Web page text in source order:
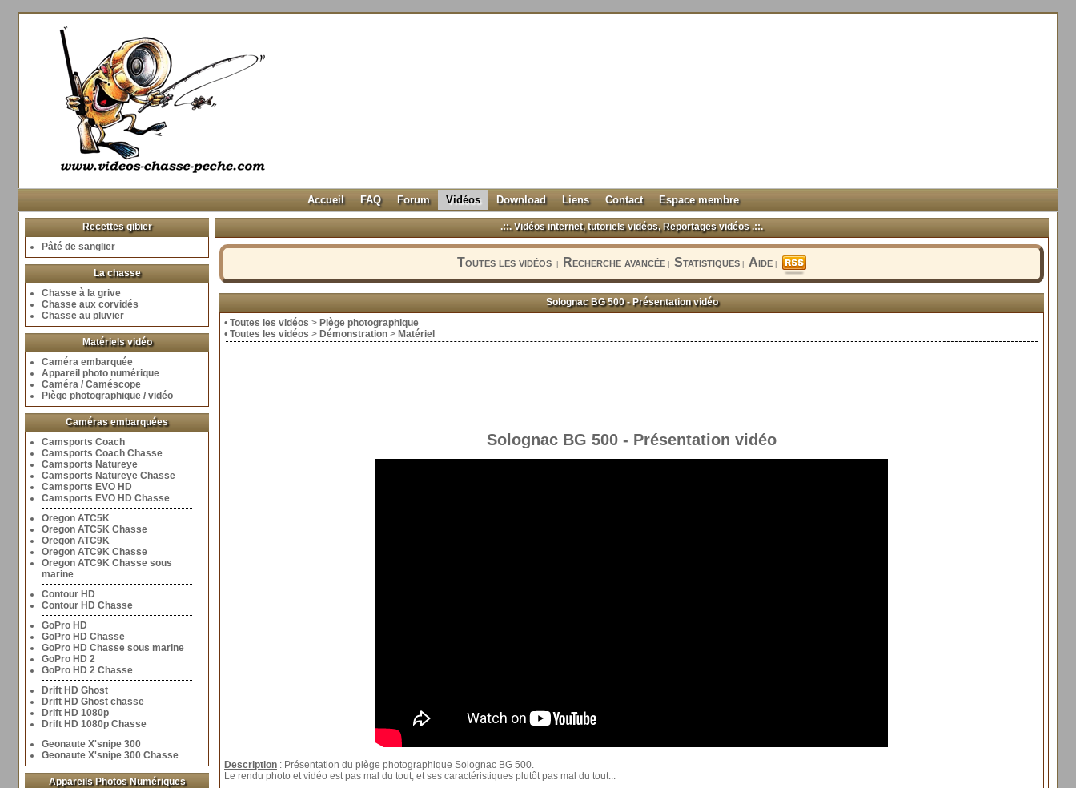
Accueil FAQ Forum Vidéos Download Liens Contact Espace membre
Recettes gibier
Pâté de sanglier
La chasse
Chasse à la grive
Chasse aux corvidés
Chasse au pluvier
Matériels vidéo
Caméra embarquée
Appareil photo numérique
Caméra / Caméscope
Piège photographique / vidéo
Caméras embarquées
Camsports Coach
Camsports Coach Chasse
Camsports Natureye
Camsports Natureye Chasse
Camsports EVO HD
Camsports EVO HD Chasse
Oregon ATC5K
Oregon ATC5K Chasse
Oregon ATC9K
Oregon ATC9K Chasse
Oregon ATC9K Chasse sous
marine
Contour HD
Contour HD Chasse
GoPro HD
GoPro HD Chasse
GoPro HD Chasse sous marine
GoPro HD 2
GoPro HD 2 Chasse
Drift HD Ghost
Drift HD Ghost chasse
Drift HD 1080p
Drift HD 1080p Chasse
Geonaute X'snipe 300
Geonaute X'snipe 300 Chasse
Appareils Photos Numériques
.::. Vidéos internet, tutoriels vidéos, Reportages vidéos .::.
Toutes les vidéos Recherche avancée| Statistiques| Aide|
Solognac BG 500 - Présentation vidéo
• Toutes les vidéos > Piège photographique
• Toutes les vidéos > Démonstration > Matériel
Solognac BG 500 - Présentation vidéo
Description : Présentation du piège photographique Solognac BG 500.
Le rendu photo et vidéo est pas mal du tout, et ses caractéristiques plutôt pas mal du tout...